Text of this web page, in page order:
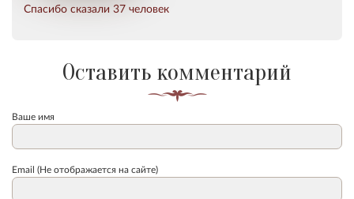
Спасибо сказали 37 человек
Оставить комментарий
Ваше имя
Email (Не отображается на сайте)